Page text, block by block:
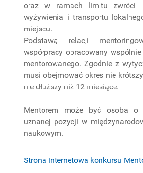
oraz w ramach limitu zwróci
wyżywienia i transportu
miejscu.
Podstawą relacji
współpracy opracowany
mentorowanego. Zgodnie z
musi obejmować okres nie
nie dłuższy niż 12 miesiące.
Mentorem może być osoba o
uznanej pozycji w
naukowym.
Strona internetowa konkursu